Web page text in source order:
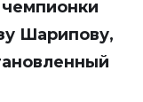
Шарипову,